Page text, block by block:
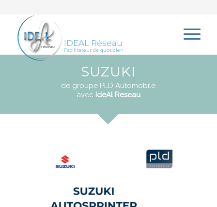
IDEAL Réseau
Facilitateur de quotidien
SUZUKI
de groupe PLD Automobile
avec IdeAl Reseau